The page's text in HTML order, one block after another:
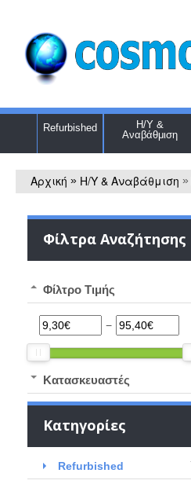
Refurbished
Η/Υ &
Αναβάθμιση
Αρχική » Η/Υ & Αναβάθμιση »
Φίλτρα Αναζήτησης
Φίλτρο Τιμής
−
Kατασκευαστές
Κατηγορίες
Refurbished